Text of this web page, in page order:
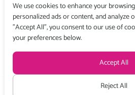
We use cookies to enhance your
personalized ads or content, and analyze
"Accept All", you consent to our use of
your preferences below.
Accept All
Reject All
Prices excl. VAT
Tél: +33 (0) 1 80
Belgique : 156, avenue de Floréal –
Terms and conditionsPrivacy
Stay up to date with all the latest news